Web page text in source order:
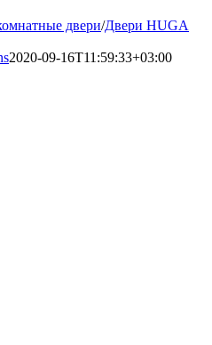
двери/Двери HUGA
2020-09-16T11:59:33+03:00